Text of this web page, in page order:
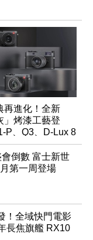
再進化！全新
」烤漆工藝登
P、Q3、D-Lux 8
倒數 富士新世
第一周登場
！全域快門電影
長焦旗艦 RX10